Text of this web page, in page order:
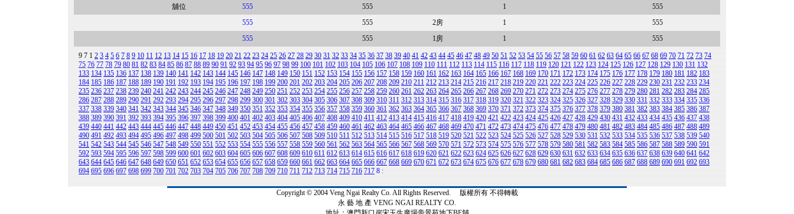
舖位
555 555 1
555
555
555 2房 1
555
555
555 1房 1 555
9 712 3 4 5 6 7 8 9 10 11 12 13 14 15 16 17 18 19 20 21 22 23 24 25 26 27 28 29 30 31 32 33 34 35 36 37 38 39 40 41 42 43 44 45 46 47 48 49 50 51 52 53 54 55 56 57 58 59 60 61 62 63 64 65 66 67 68 69 70 71 72 73 74
75 76 77 78 79 80 81 82 83 84 85 86 87 88 89 90 91 92 93 94 95 96 97 98 99 100 101 102 103 104 105 106 107 108 109 110 111 112 113 114 115 116 117 118 119 120 121 122 123 124 125 126 127 128 129 130 131 132
133 134 135 136 137 138 139 140 141 142 143 144 145 146 147 148 149 150 151 152 153 154 155 156 157 158 159 160 161 162 163 164 165 166 167 168 169 170 171 172 173 174 175 176 177 178 179 180 181 182 183
184 185 186 187 188 189 190 191 192 193 194 195 196 197 198 199 200 201 202 203 204 205 206 207 208 209 210 211 212 213 214 215 216 217 218 219 220 221 222 223 224 225 226 227 228 229 230 231 232 233 234
235 236 237 238 239 240 241 242 243 244 245 246 247 248 249 250 251 252 253 254 255 256 257 258 259 260 261 262 263 264 265 266 267 268 269 270 271 272 273 274 275 276 277 278 279 280 281 282 283 284 285
286 287 288 289 290 291 292 293 294 295 296 297 298 299 300 301 302 303 304 305 306 307 308 309 310 311 312 313 314 315 316 317 318 319 320 321 322 323 324 325 326 327 328 329 330 331 332 333 334 335 336
337 338 339 340 341 342 343 344 345 346 347 348 349 350 351 352 353 354 355 356 357 358 359 360 361 362 363 364 365 366 367 368 369 370 371 372 373 374 375 376 377 378 379 380 381 382 383 384 385 386 387
388 389 390 391 392 393 394 395 396 397 398 399 400 401 402 403 404 405 406 407 408 409 410 411 412 413 414 415 416 417 418 419 420 421 422 423 424 425 426 427 428 429 430 431 432 433 434 435 436 437 438
439 440 441 442 443 444 445 446 447 448 449 450 451 452 453 454 455 456 457 458 459 460 461 462 463 464 465 466 467 468 469 470 471 472 473 474 475 476 477 478 479 480 481 482 483 484 485 486 487 488 489
490 491 492 493 494 495 496 497 498 499 500 501 502 503 504 505 506 507 508 509 510 511 512 513 514 515 516 517 518 519 520 521 522 523 524 525 526 527 528 529 530 531 532 533 534 535 536 537 538 539 540
541 542 543 544 545 546 547 548 549 550 551 552 553 554 555 556 557 558 559 560 561 562 563 564 565 566 567 568 569 570 571 572 573 574 575 576 577 578 579 580 581 582 583 584 585 586 587 588 589 590 591
592 593 594 595 596 597 598 599 600 601 602 603 604 605 606 607 608 609 610 611 612 613 614 615 616 617 618 619 620 621 622 623 624 625 626 627 628 629 630 631 632 633 634 635 636 637 638 639 640 641 642
643 644 645 646 647 648 649 650 651 652 653 654 655 656 657 658 659 660 661 662 663 664 665 666 667 668 669 670 671 672 673 674 675 676 677 678 679 680 681 682 683 684 685 686 687 688 689 690 691 692 693
694 695 696 697 698 699 700 701 702 703 704 705 706 707 708 709 710 711 712 713 714 715 716 717 8 :
Copyright © 2004 Veng Ngai Realty Co. All Rights Reserved. 版權所有 不得轉載
永 藝 地 產 VENG NGAI REALTY CO.